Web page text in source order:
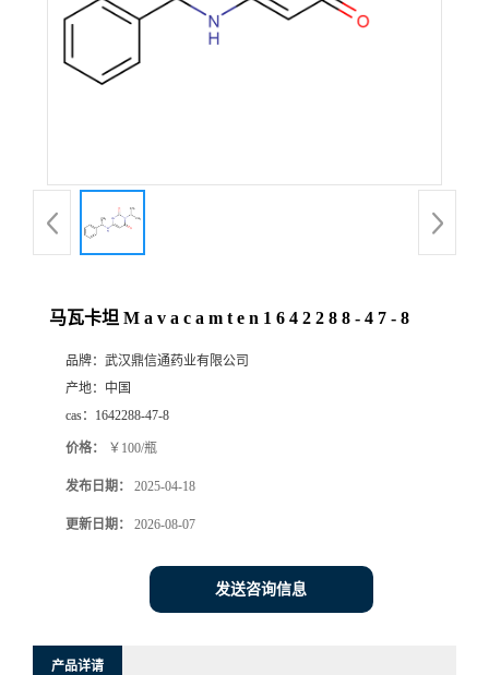
产
马瓦卡坦 M a v a c a m t e n 1 6 4 2 2 8 8 - 4 7 - 8
品牌： 武汉鼎信通药业有限公司
产地： 中国
cas： 1642288-47-8
价格： ￥100/瓶
发布日期： 2025-04-18
更新日期： 2026-08-07
发送咨询信息
产品详请